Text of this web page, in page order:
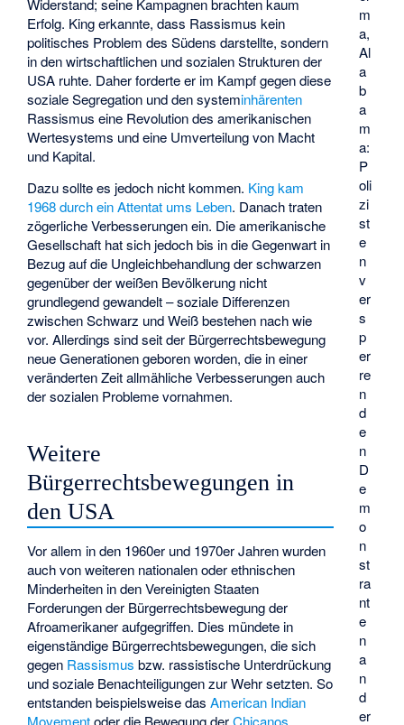
m
a,
Al
a
b
a
m
a:
P
oli
zi
st
e
n
v
er
s
p
er
re
n
d
e
n
D
e
m
o
n
st
ra
nt
e
n
a
n
d
er
Widerstand; seine Kampagnen brachten kaum
Erfolg. King erkannte, dass Rassismus kein
politisches Problem des Südens darstellte, sondern
in den wirtschaftlichen und sozialen Strukturen der
USA ruhte. Daher forderte er im Kampf gegen diese
soziale Segregation und den systeminhärenten
Rassismus eine Revolution des amerikanischen
Wertesystems und eine Umverteilung von Macht
und Kapital.
Dazu sollte es jedoch nicht kommen. King kam
1968 durch ein Attentat ums Leben. Danach traten
zögerliche Verbesserungen ein. Die amerikanische
Gesellschaft hat sich jedoch bis in die Gegenwart in
Bezug auf die Ungleichbehandlung der schwarzen
gegenüber der weißen Bevölkerung nicht
grundlegend gewandelt – soziale Differenzen
zwischen Schwarz und Weiß bestehen nach wie
vor. Allerdings sind seit der Bürgerrechtsbewegung
neue Generationen geboren worden, die in einer
veränderten Zeit allmähliche Verbesserungen auch
der sozialen Probleme vornahmen.
Weitere
Bürgerrechtsbewegungen in
den USA
Vor allem in den 1960er und 1970er Jahren wurden
auch von weiteren nationalen oder ethnischen
Minderheiten in den Vereinigten Staaten
Forderungen der Bürgerrechtsbewegung der
Afroamerikaner aufgegriffen. Dies mündete in
eigenständige Bürgerrechtsbewegungen, die sich
gegen Rassismus bzw. rassistische Unterdrückung
und soziale Benachteiligungen zur Wehr setzten. So
entstanden beispielsweise dasAmerican Indian
Movementoder die Bewegung derChicanos.